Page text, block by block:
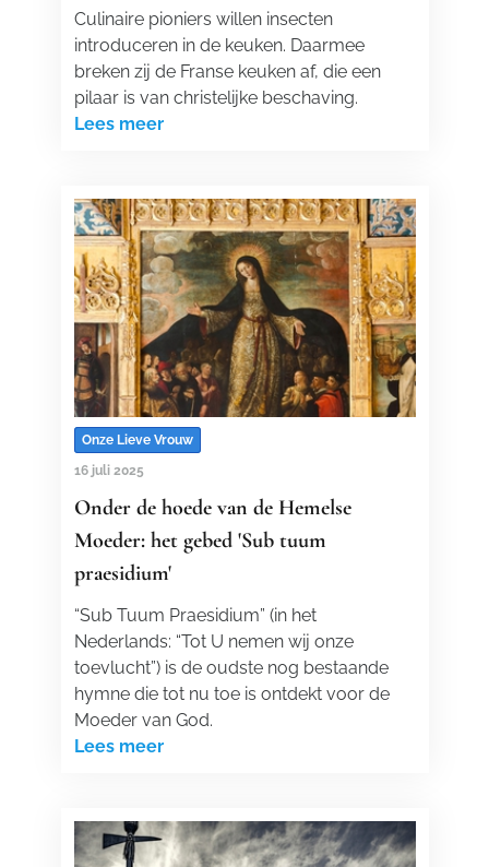
Culinaire pioniers willen insecten
introduceren in de keuken. Daarmee
breken zij de Franse keuken af, die een
pilaar is van christelijke beschaving.
Lees meer
Onze Lieve Vrouw
16 juli 2025
Onder de hoede van de Hemelse
Moeder: het gebed 'Sub tuum
praesidium'
“Sub Tuum Praesidium” (in het
Nederlands: “Tot U nemen wij onze
toevlucht”) is de oudste nog bestaande
hymne die tot nu toe is ontdekt voor de
Moeder van God.
Lees meer